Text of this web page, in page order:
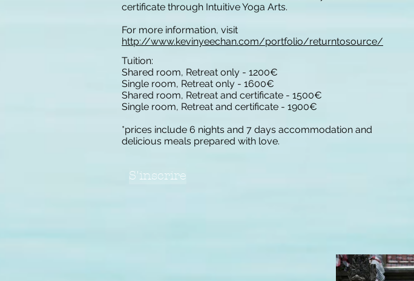
certificate through Intuitive Yoga Arts.
For more information, visit
http://www.kevinyeechan.com/portfolio/returntosource/
Tuition:
Shared room, Retreat only - 1200€
Single room, Retreat only - 1600€
Shared room, Retreat and certificate - 1500€
Single room, Retreat and certificate - 1900€
*prices include 6 nights and 7 days accommodation and
delicious meals prepared with love.
S'inscrire